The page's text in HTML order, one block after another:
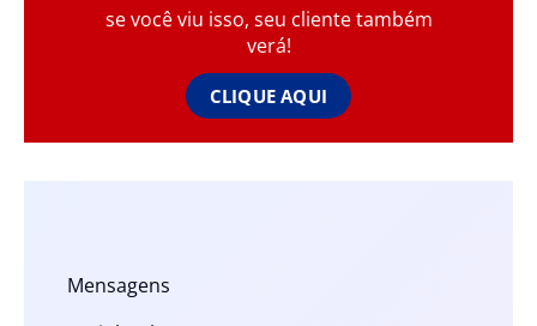
se você viu isso, seu cliente também
verá!
CLIQUE AQUI
Mensagens